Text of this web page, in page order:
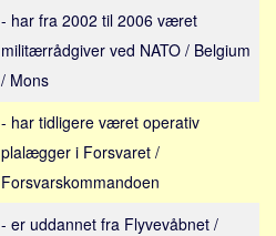
- har fra 2002 til 2006 været
militærrådgiver ved NATO / Belgium
/ Mons
- har tidligere været operativ
plalægger i Forsvaret /
Forsvarskommandoen
- er uddannet fra Flyvevåbnet /